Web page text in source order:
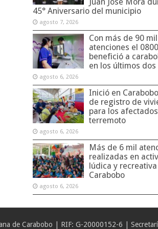
45° Aniversario del municipio
agosto 7, 2026
Con más de 90 mil
atenciones el
benefició a
en los últimos dos
agosto 6, 2026
Inició en
de registro de
para los
terremoto
agosto 6, 2026
Más de 6 mil
realizadas en
lúdica y recreativa
Carabobo
agosto 6, 2026
de Carabobo | RIF: G-20000152-6 |